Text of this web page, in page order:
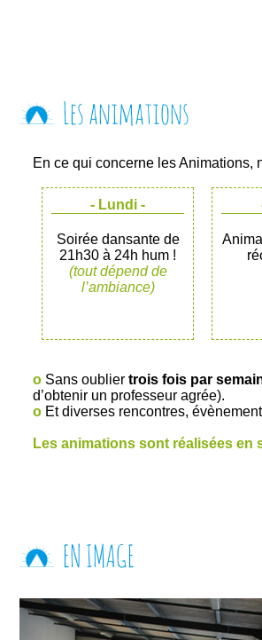
Les animations
En ce qui concerne les Animations,
- Lundi -
Soirée dansante de
21h30 à 24h hum !
(tout dépend de
l’ambiance)
o Sans oublier trois fois par
d’obtenir un professeur agrée).
o Et diverses rencontres,
Les animations sont réalisées en
EN IMAGE